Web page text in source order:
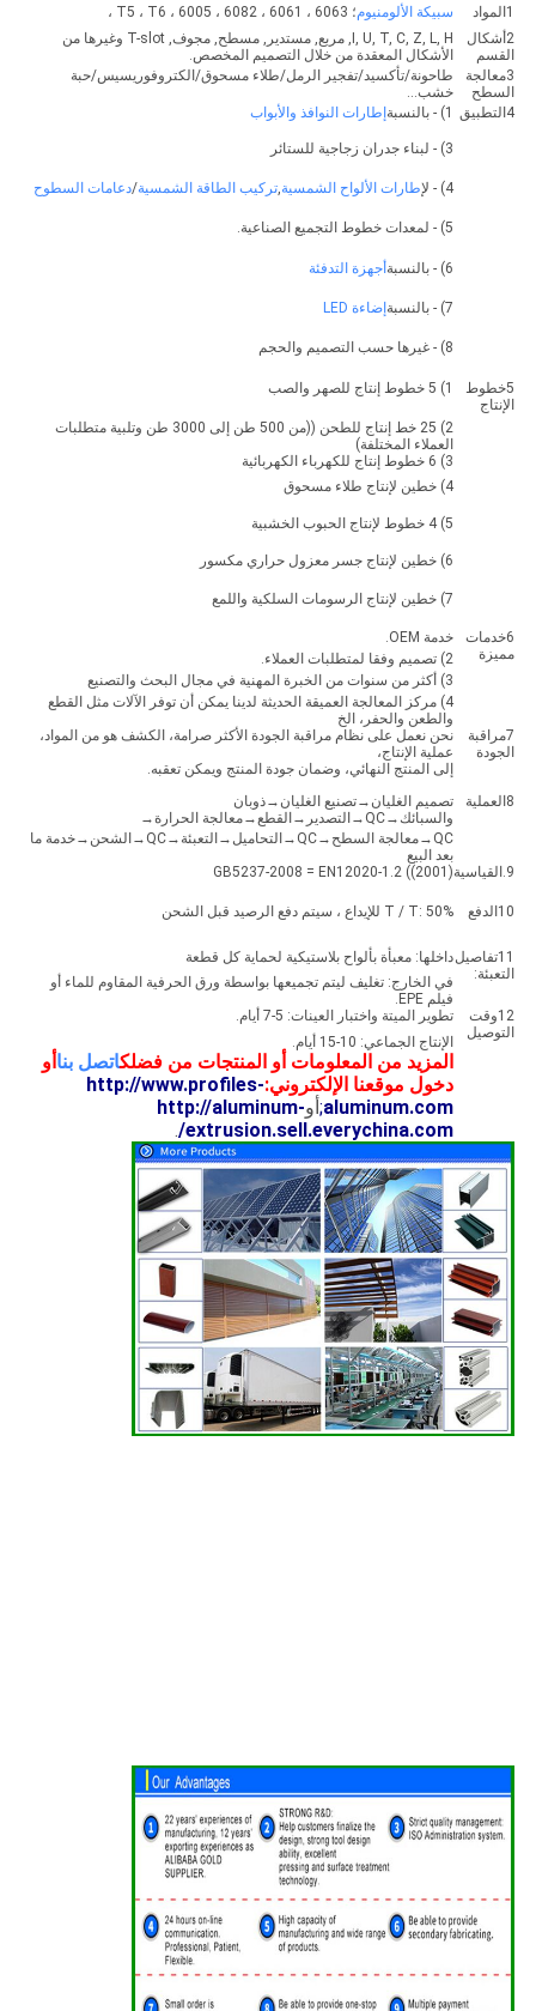
1المواد سبيكة الألومنيوم؛ 6063 ، 6061 ، 6082 ، 6005 ، T5 ، T6 ،
2أشكال
القسم
I, U, T, C, Z, L, H, مربع, مستدير, مسطح, مجوف, T-slot وغيرها من
الأشكال المعقدة من خلال التصميم المخصص.
3معالجة
السطح
طاحونة/تأكسيد/تفجير الرمل/طلاء مسحوق/الكتروفوريسيس/حبة
خشب...
4التطبيق
1) - بالنسبة إطارات النوافذ والأبواب
3) - لبناء جدران زجاجية للستائر
4) - ل إطارات الألواح الشمسية,تركيب الطاقة الشمسية/دعامات السطوح
5) - لمعدات خطوط التجميع الصناعية.
6) - بالنسبة أجهزة التدفئة
7) - بالنسبة إضاءة LED
8) - غيرها حسب التصميم والحجم
5خطوط
الإنتاج
1) 5 خطوط إنتاج للصهر والصب
2) 25 خط إنتاج للطحن ((من 500 طن إلى 3000 طن وتلبية متطلبات
العملاء المختلفة)
3) 6 خطوط إنتاج للكهرباء الكهربائية
4) خطين لإنتاج طلاء مسحوق
5) 4 خطوط لإنتاج الحبوب الخشبية
6) خطين لإنتاج جسر معزول حراري مكسور
7) خطين لإنتاج الرسومات السلكية واللمع
6خدمات
مميزة
خدمة OEM.
2) تصميم وفقا لمتطلبات العملاء.
3) أكثر من سنوات من الخبرة المهنية في مجال البحث والتصنيع
4) مركز المعالجة العميقة الحديثة لدينا يمكن أن توفر الآلات مثل القطع
والطعن والحفر، الخ
7مراقبة
الجودة
نحن نعمل على نظام مراقبة الجودة الأكثر صرامة، الكشف هو من المواد،
عملية الإنتاج،
إلى المنتج النهائي، وضمان جودة المنتج ويمكن تعقبه.
8العملية
تصميم الغليان→تصنيع الغليان→ذوبان
والسبائك→QC→التصدير→القطع→معالجة الحرارة→
QC→معالجة السطح→QC→التحاميل→التعبئة→QC→الشحن→خدمة ما
بعد البيع
9.القياسية
GB5237-2008 = EN12020-1.2 ((2001)
10الدفع T / T: 50% للإيداع ، سيتم دفع الرصيد قبل الشحن
11تفاصيل
التعبئة:
داخلها: معبأة بألواح بلاستيكية لحماية كل قطعة
في الخارج: تغليف ليتم تجميعها بواسطة ورق الحرفية المقاوم للماء أو
فيلم EPE.
12وقت
التوصيل
تطوير الميتة واختبار العينات: 5-7 أيام.
الإنتاج الجماعي: 10-15 أيام.
المزيد من المعلومات أو المنتجات من فضلكاتصل بنا أو
دخول موقعنا الإلكتروني:http://www.profiles-
aluminum.com
;أوhttp://aluminum-
extrusion.sell.everychina.com/
.